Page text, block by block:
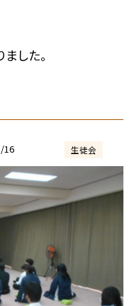
した。
16 生徒会